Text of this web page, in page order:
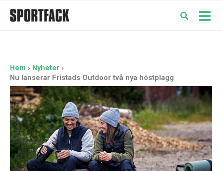
Hem
Nyheter
Nu lanserar Fristads Outdoor två nya höstplagg